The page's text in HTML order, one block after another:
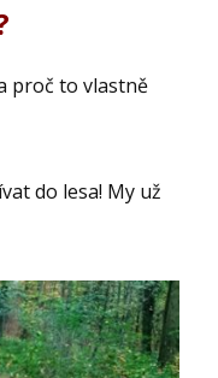
proč to vlastně
do lesa! My už